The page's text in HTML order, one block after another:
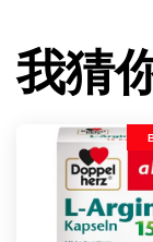
我猜